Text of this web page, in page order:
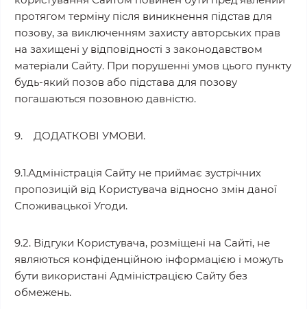
протягом терміну після виникнення підстав для
позову, за виключенням захисту авторських прав
на захищені у відповідності з законодавством
матеріали Сайту. При порушенні умов цього пункту
будь-який позов або підстава для позову
погашаються позовною давністю.
9. ДОДАТКОВІ УМОВИ.
9.1.Адміністрація Сайту не приймає зустрічних
пропозицій від Користувача відносно змін даної
Споживацької Угоди.
9.2. Відгуки Користувача, розміщені на Сайті, не
являються конфіденційною інформацією і можуть
бути використані Адміністрацією Сайту без
обмежень.